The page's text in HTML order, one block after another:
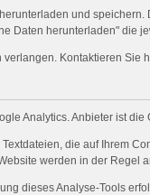
und
Daten herunterladen" die
Kontaktieren Sie
Analytics. Anbieter ist
die auf Ihrem
werden in der Regel
dieses Analyse-Tools